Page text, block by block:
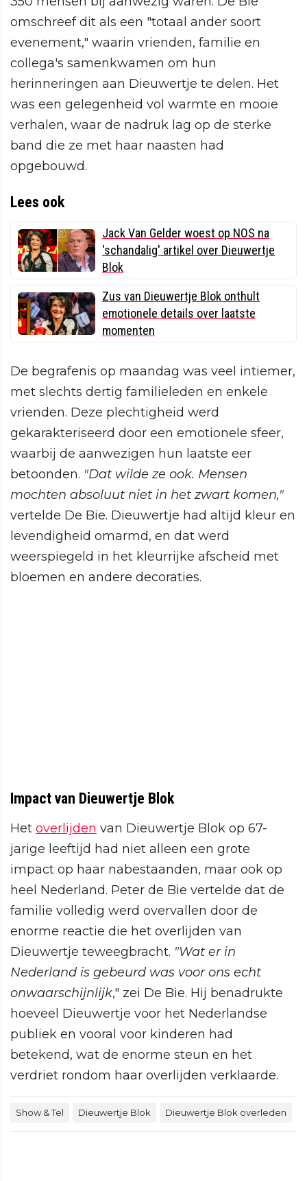
omschreef dit als een "totaal ander soort
evenement," waarin vrienden, familie en
collega's samenkwamen om hun
herinneringen aan Dieuwertje te delen. Het
was een gelegenheid vol warmte en mooie
verhalen, waar de nadruk lag op de sterke
band die ze met haar naasten had
opgebouwd.
Lees ook
Jack Van Gelder woest op NOS na
'schandalig' artikel over Dieuwertje
Blok
Zus van Dieuwertje Blok onthult
emotionele details over laatste
momenten
De begrafenis op maandag was veel intiemer,
met slechts dertig familieleden en enkele
vrienden. Deze plechtigheid werd
gekarakteriseerd door een emotionele sfeer,
waarbij de aanwezigen hun laatste eer
betoonden. "Dat wilde ze ook. Mensen
mochten absoluut niet in het zwart komen,"
vertelde De Bie. Dieuwertje had altijd kleur en
levendigheid omarmd, en dat werd
weerspiegeld in het kleurrijke afscheid met
bloemen en andere decoraties.
Impact van Dieuwertje Blok
Het overlijden van Dieuwertje Blok op 67-
jarige leeftijd had niet alleen een grote
impact op haar nabestaanden, maar ook op
heel Nederland. Peter de Bie vertelde dat de
familie volledig werd overvallen door de
enorme reactie die het overlijden van
Dieuwertje teweegbracht. "Wat er in
Nederland is gebeurd was voor ons echt
onwaarschijnlijk," zei De Bie. Hij benadrukte
hoeveel Dieuwertje voor het Nederlandse
publiek en vooral voor kinderen had
betekend, wat de enorme steun en het
verdriet rondom haar overlijden verklaarde.
Show & Tel Dieuwertje Blok Dieuwertje Blok overleden